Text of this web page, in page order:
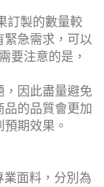
訂製的數量較
急需求，可以
要注意的是，
，因此盡量避免
品的品質會更加
期效果。
面料，分別為